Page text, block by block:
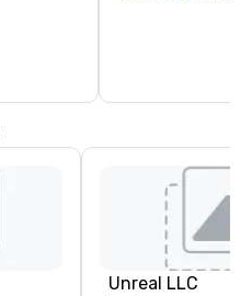
monde. Découvrez
Unreal LLC